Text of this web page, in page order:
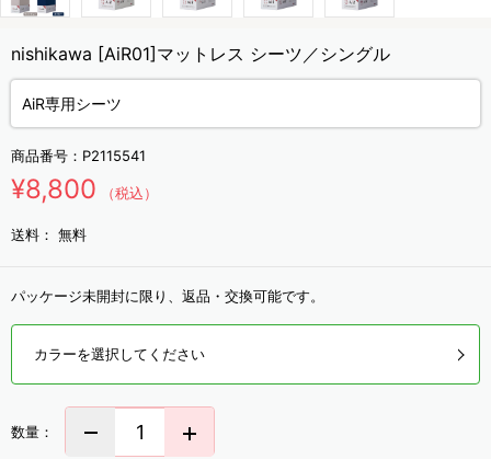
nishikawa [AiR01]マットレス シーツ／シングル
AiR専用シーツ
商品番号： P2115541
¥8,800 （税込）
送料： 無料
パッケージ未開封に限り、返品・交換可能です。
カラーを選択してください
数量：